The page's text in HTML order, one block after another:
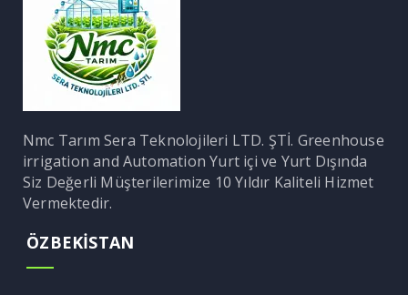
Nmc Tarım Sera Teknolojileri LTD. ŞTİ. Greenhouse
irrigation and Automation Yurt içi ve Yurt Dışında
Siz Değerli Müşterilerimize 10 Yıldır Kaliteli Hizmet
Vermektedir.
ÖZBEKİSTAN